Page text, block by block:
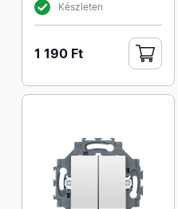
Készleten
1 190 Ft